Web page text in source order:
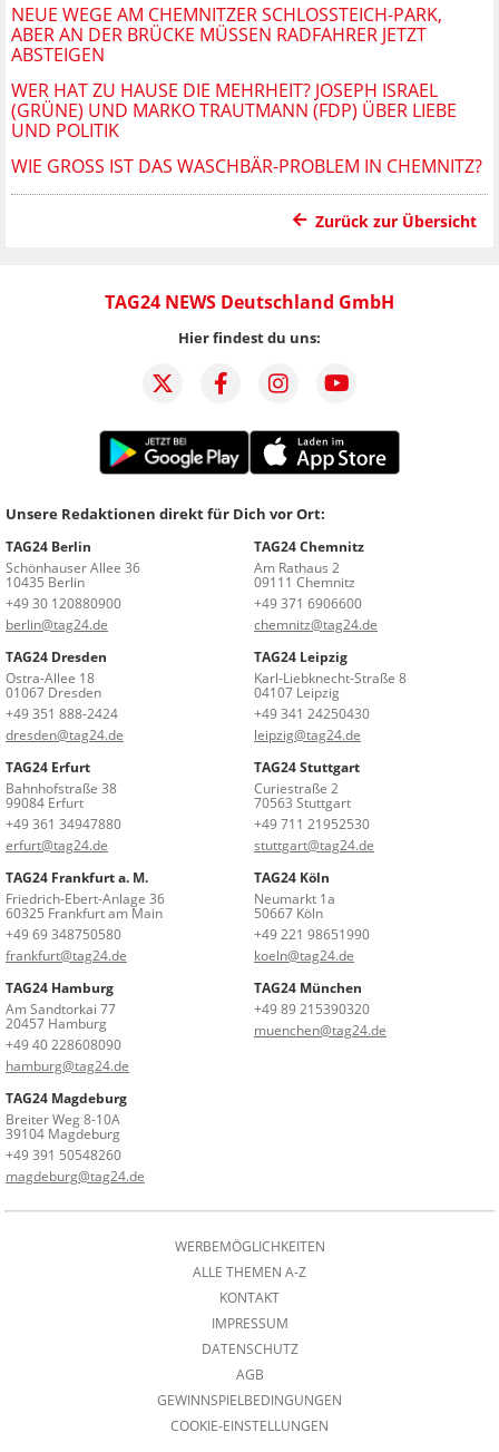
NEUE WEGE AM CHEMNITZER SCHLOSSTEICH-PARK, A
BER AN DER BRÜCKE MÜSSEN RADFAHRER JETZT A
BSTEIGEN
WER HAT ZU HAUSE DIE MEHRHEIT? JOSEPH ISRAEL
(GRÜNE) UND MARKO TRAUTMANN (FDP) ÜBER LIEBE
UND POLITIK
WIE GROSS IST DAS WASCHBÄR-PROBLEM IN CHEMNITZ?
Zurück zur Übersicht
TAG24 NEWS Deutschland GmbH
Hier findest du uns:
Unsere Redaktionen direkt für Dich vor Ort:
TAG24 Berlin
Schönhauser Allee 36
10435 Berlin
+49 30 120880900
berlin@tag24.de
TAG24 Chemnitz
Am Rathaus 2
09111 Chemnitz
+49 371 6906600
chemnitz@tag24.de
TAG24 Dresden
Ostra-Allee 18
01067 Dresden
+49 351 888-2424
dresden@tag24.de
TAG24 Leipzig
Karl-Liebknecht-Straße 8
04107 Leipzig
+49 341 24250430
leipzig@tag24.de
TAG24 Erfurt
Bahnhofstraße 38
99084 Erfurt
+49 361 34947880
erfurt@tag24.de
TAG24 Stuttgart
Curiestraße 2
70563 Stuttgart
+49 711 21952530
stuttgart@tag24.de
TAG24 Frankfurt a. M.
Friedrich-Ebert-Anlage 36
60325 Frankfurt am Main
+49 69 348750580
frankfurt@tag24.de
TAG24 Köln
Neumarkt 1a
50667 Köln
+49 221 98651990
koeln@tag24.de
TAG24 Hamburg
Am Sandtorkai 77
20457 Hamburg
+49 40 228608090
hamburg@tag24.de
TAG24 München
+49 89 215390320
muenchen@tag24.de
TAG24 Magdeburg
Breiter Weg 8-10A
39104 Magdeburg
+49 391 50548260
magdeburg@tag24.de
WERBEMÖGLICHKEITEN
ALLE THEMEN A-Z
KONTAKT
IMPRESSUM
DATENSCHUTZ
AGB
GEWINNSPIELBEDINGUNGEN
COOKIE-EINSTELLUNGEN